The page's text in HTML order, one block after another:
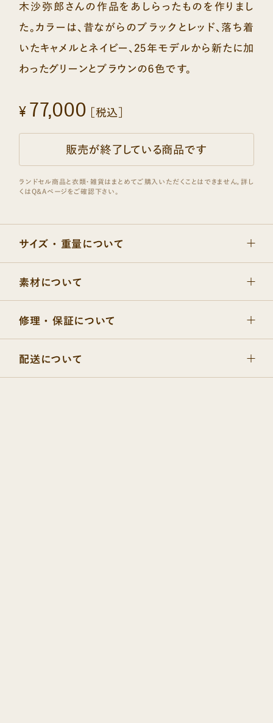
木沙弥郎さんの作品をあしらったものを作りまし
た。カラーは、昔ながらのブラックとレッド、落ち着
いたキャメルとネイビー、25年モデルから新たに加
わったグリーンとブラウンの６色です。
¥ 77,000 ［税込］
販売が終了している商品です
サイズ ・ 重量について
素材について
修理 ・ 保証について
配送について